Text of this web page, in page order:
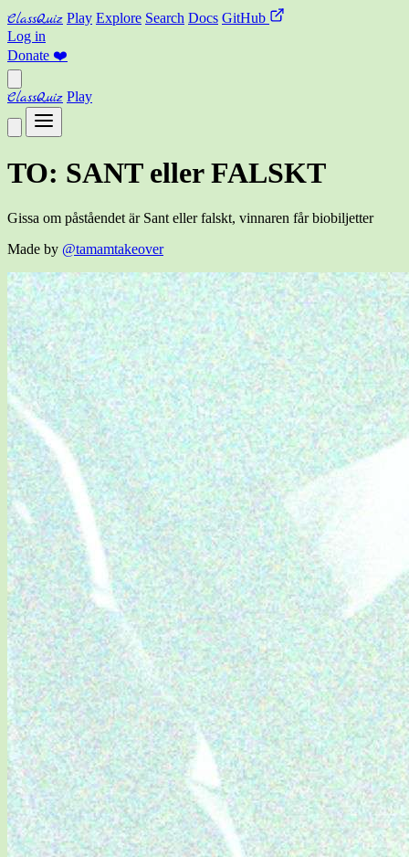
ClassQuiz Play Explore Search Docs GitHub
Log in
Donate ❤️
ClassQuiz Play
TO: SANT eller FALSKT
Gissa om påståendet är Sant eller falskt, vinnaren får biobiljetter
Made by @tamamtakeover